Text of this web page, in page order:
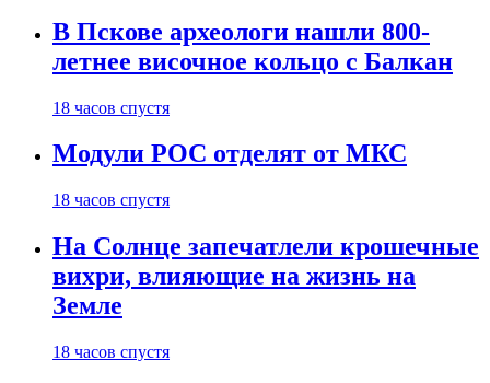
В Пскове археологи нашли 800-
летнее височное кольцо с Балкан
18 часов спустя
Модули РОС отделят от МКС
18 часов спустя
На Солнце запечатлели крошечные
вихри, влияющие на жизнь на
Земле
18 часов спустя